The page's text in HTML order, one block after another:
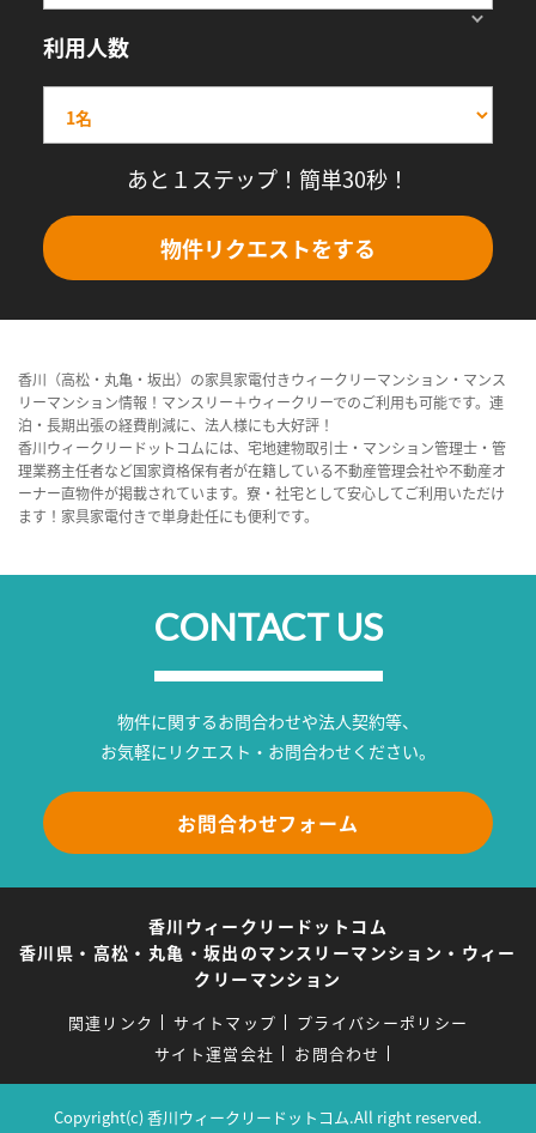
利用人数
あと１ステップ！簡単30秒！
物件リクエストをする
香川（高松・丸亀・坂出）の家具家電付きウィークリーマンション・マンス
リーマンション情報！マンスリー＋ウィークリーでのご利用も可能です。連
泊・長期出張の経費削減に、法人様にも大好評！
香川ウィークリードットコムには、宅地建物取引士・マンション管理士・管
理業務主任者など国家資格保有者が在籍している不動産管理会社や不動産オ
ーナー直物件が掲載されています。寮・社宅として安心してご利用いただけ
ます！家具家電付きで単身赴任にも便利です。
CONTACT US
物件に関するお問合わせや法人契約等、
お気軽にリクエスト・お問合わせください。
お問合わせフォーム
香川ウィークリードットコム
香川県・高松・丸亀・坂出のマンスリーマンション・ウィー
クリーマンション
関連リンク サイトマップ
プライバシーポリシー
サイト運営会社
お問合わせ
Copyright(c) 香川ウィークリードットコム.All right reserved.